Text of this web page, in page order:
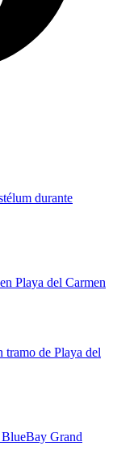
durante
Playa del Carmen
tramo de Playa del
BlueBay Grand